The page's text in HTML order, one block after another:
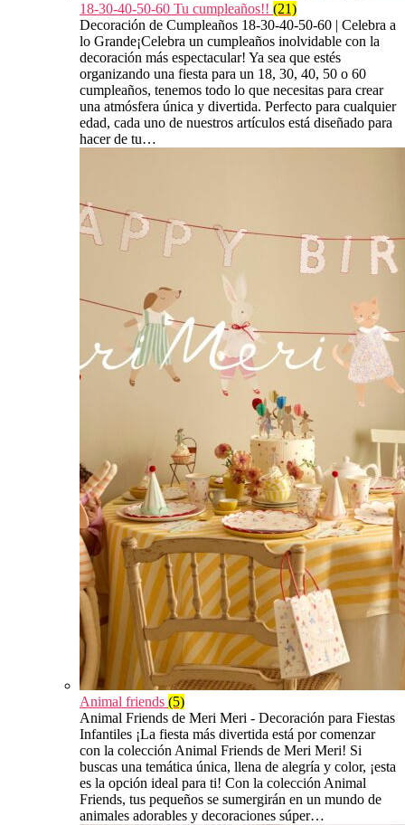
18-30-40-50-60 Tu cumpleaños!! (21)
Decoración de Cumpleaños 18-30-40-50-60 | Celebra a
lo Grande¡Celebra un cumpleaños inolvidable con la
decoración más espectacular! Ya sea que estés
organizando una fiesta para un 18, 30, 40, 50 o 60
cumpleaños, tenemos todo lo que necesitas para crear
una atmósfera única y divertida. Perfecto para cualquier
edad, cada uno de nuestros artículos está diseñado para
hacer de tu…
Animal friends (5)
Animal Friends de Meri Meri - Decoración para Fiestas
Infantiles ¡La fiesta más divertida está por comenzar
con la colección Animal Friends de Meri Meri! Si
buscas una temática única, llena de alegría y color, ¡esta
es la opción ideal para ti! Con la colección Animal
Friends, tus pequeños se sumergirán en un mundo de
animales adorables y decoraciones súper…